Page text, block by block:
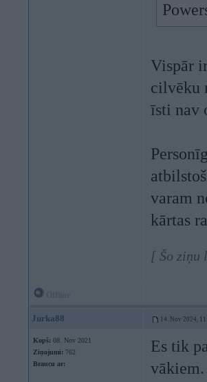
Vispār
cilvēku
īsti nav
varam
kārtas
[ Šo ziņu
Jurka88 14. Nov 2024,
Kopš: 08. Nov 2021
Ziņojumi: 762
Braucu ar:
Es tik
vākiem.